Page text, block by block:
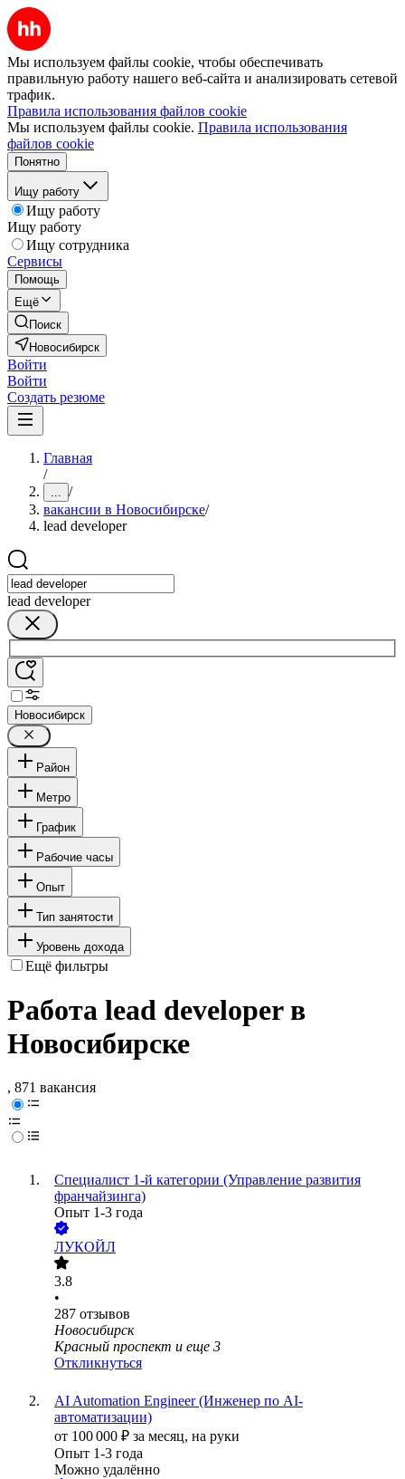
Мы используем файлы cookie, чтобы обеспечивать
правильную работу нашего веб-сайта и анализировать сетевой
трафик.
Правила использования файлов cookie
Мы используем файлы cookie. Правила использования
файлов cookie
Понятно
Ищу работу
Ищу работу
Ищу работу
Ищу сотрудника
Сервисы
Помощь
Ещё
Поиск
Новосибирск
Войти
Войти
Создать резюме
Главная
/
... /
вакансии в Новосибирске/
lead developer
lead developer
Новосибирск
Район
Метро
График
Рабочие часы
Опыт
Тип занятости
Уровень дохода
Ещё фильтры
Работа lead developer в
Новосибирске
, 871 вакансия
Специалист 1-й категории (Управление развития
франчайзинга)
Опыт 1-3 года
ЛУКОЙЛ
3.8
•
287 отзывов
Новосибирск
Красный проспект и еще 3
Откликнуться
AI Automation Engineer (Инженер по AI-
автоматизации)
от 100 000 ₽ за месяц, на руки
Опыт 1-3 года
Можно удалённо